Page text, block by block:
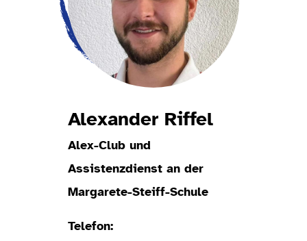
Alexander Riffel
Alex-Club und
Assistenzdienst an der
Margarete-Steiff-Schule
Telefon